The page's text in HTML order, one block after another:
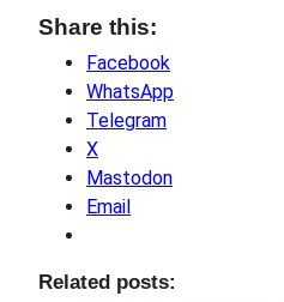
Share this:
Facebook
WhatsApp
Telegram
X
Mastodon
Email
Related posts: